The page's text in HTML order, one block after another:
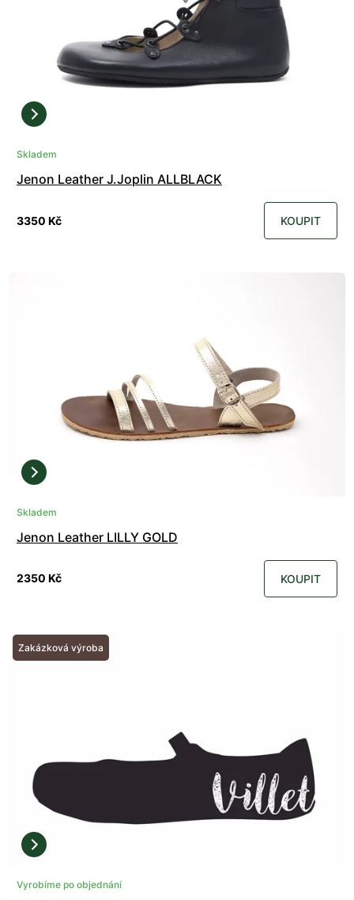
Skladem
Jenon Leather J.Joplin ALLBLACK
3350 Kč KOUPIT
Skladem
Jenon Leather LILLY GOLD
2350 Kč KOUPIT
Zakázková výroba
Vyrobíme po objednání